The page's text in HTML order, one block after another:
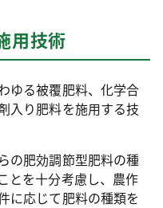
用技術
ゆる被覆肥料、化学合
入り肥料を施用する技
の肥効調節型肥料の種
とを十分考慮し、農作
に応じて肥料の種類を